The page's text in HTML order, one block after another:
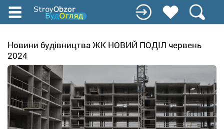
Перейти
до
вмісту
Новини будівництва ЖК НОВИЙ ПОДІЛ червень
2024